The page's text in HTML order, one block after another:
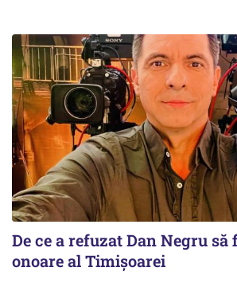
De ce a refuzat Dan Negru să
onoare al Timișoarei